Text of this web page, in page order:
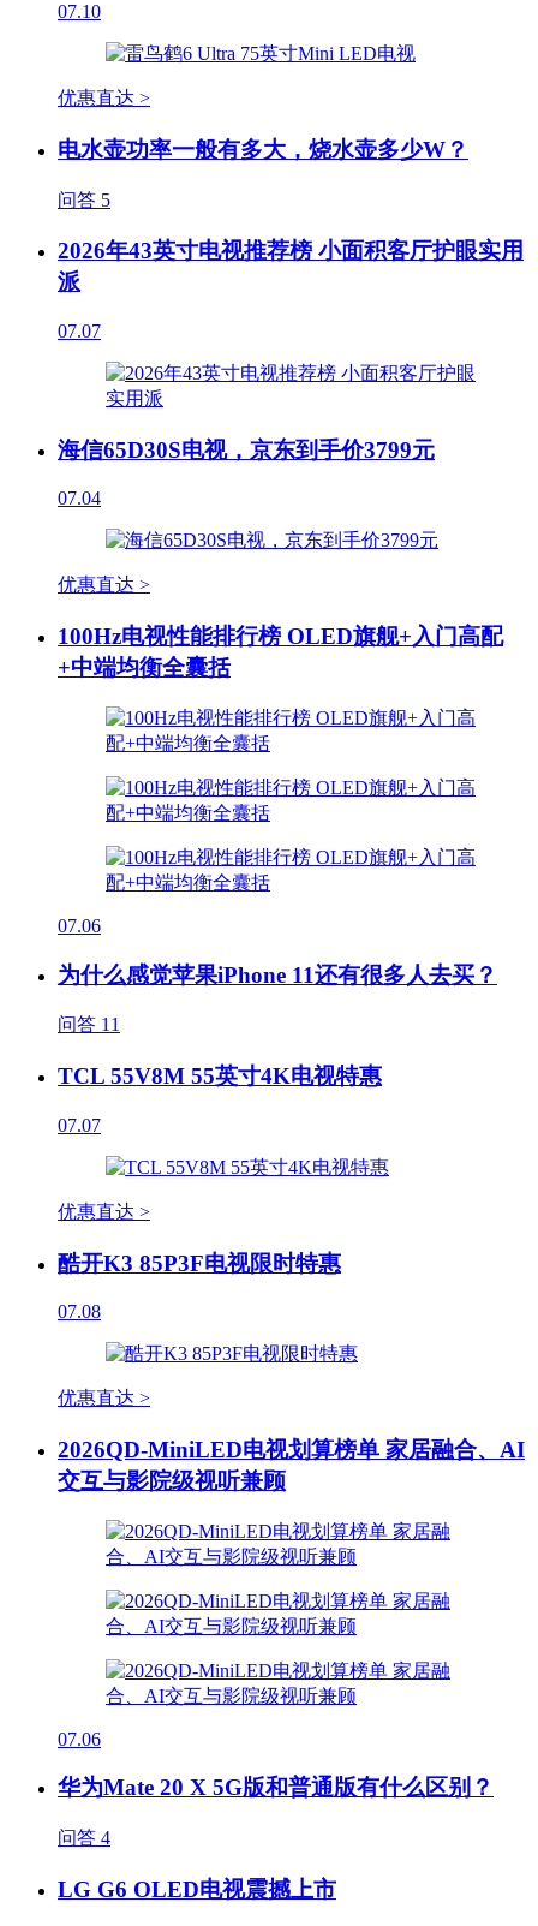
07.10
优惠直达 >
电水壶功率一般有多大，烧水壶多少W？
问答 5
2026年43英寸电视推荐榜 小面积客厅护眼实用
派
07.07
海信65D30S电视，京东到手价3799元
07.04
优惠直达 >
100Hz电视性能排行榜 OLED旗舰+入门高配
+中端均衡全囊括
07.06
为什么感觉苹果iPhone 11还有很多人去买？
问答 11
TCL 55V8M 55英寸4K电视特惠
07.07
优惠直达 >
酷开K3 85P3F电视限时特惠
07.08
优惠直达 >
2026QD-MiniLED电视划算榜单 家居融合、AI
交互与影院级视听兼顾
07.06
华为Mate 20 X 5G版和普通版有什么区别？
问答 4
LG G6 OLED电视震撼上市